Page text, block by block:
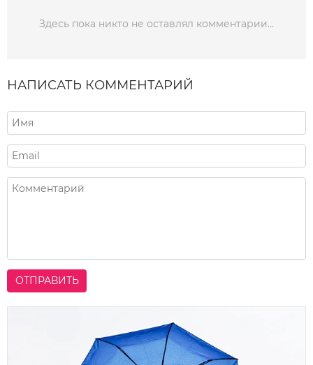
Здесь пока никто не оставлял комментарии...
НАПИСАТЬ КОММЕНТАРИЙ
ОТПРАВИТЬ